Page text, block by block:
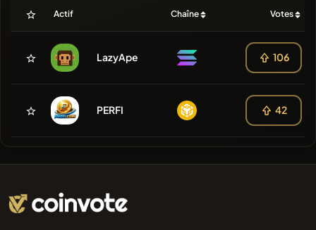
Actif Chaîne Votes
LazyApe 106
PERFI 42